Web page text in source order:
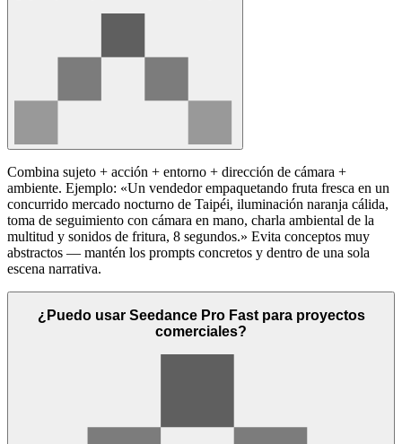
Combina sujeto + acción + entorno + dirección de cámara +
ambiente. Ejemplo: «Un vendedor empaquetando fruta fresca en un
concurrido mercado nocturno de Taipéi, iluminación naranja cálida,
toma de seguimiento con cámara en mano, charla ambiental de la
multitud y sonidos de fritura, 8 segundos.» Evita conceptos muy
abstractos — mantén los prompts concretos y dentro de una sola
escena narrativa.
¿Puedo usar Seedance Pro Fast para proyectos
comerciales?